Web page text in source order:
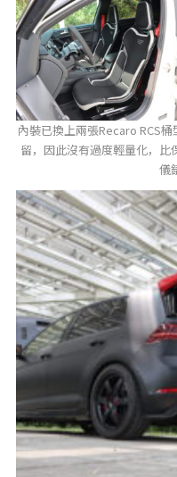
內裝已換上兩張Recaro RCS
留，因此沒有過度輕量化，
儀